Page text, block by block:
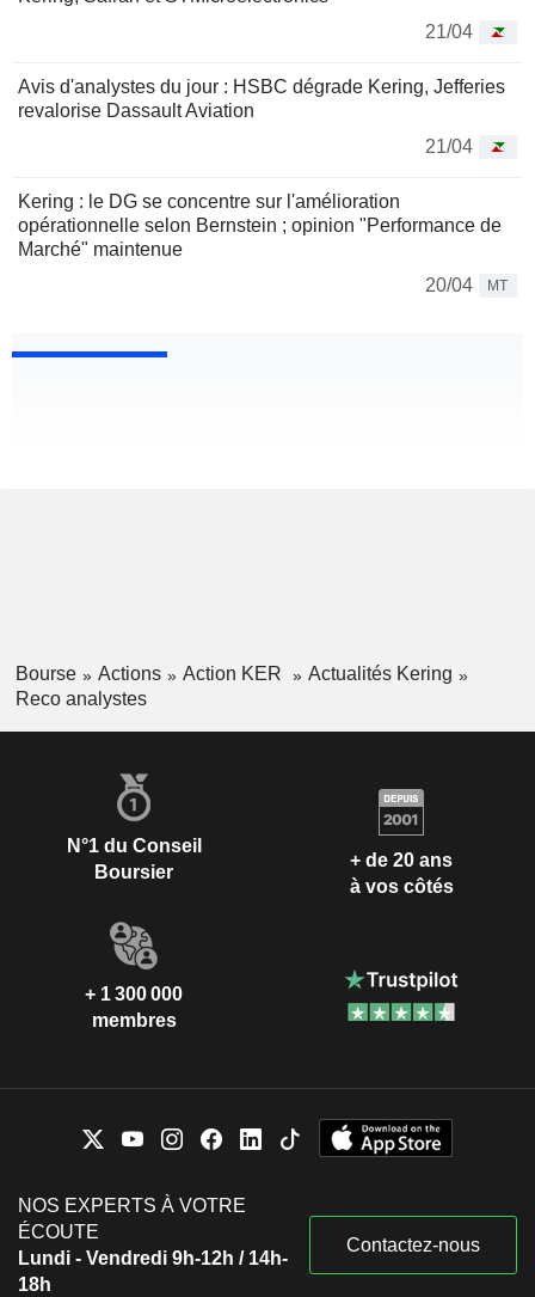
21/04
Avis d'analystes du jour : HSBC dégrade Kering, Jefferies
revalorise Dassault Aviation
21/04
Kering : le DG se concentre sur l'amélioration
opérationnelle selon Bernstein ; opinion "Performance de
Marché" maintenue
20/04
MT
Bourse Actions Action KER
Actualités Kering
Reco analystes
N°1 du Conseil
Boursier
+ de 20 ans
à vos côtés
+ 1 300 000
membres
NOS EXPERTS À VOTRE
ÉCOUTE
Lundi - Vendredi 9h-12h / 14h-
18h
Contactez-nous